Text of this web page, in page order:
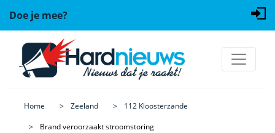
Doe je mee?
Home Zeeland
112 Kloosterzande
Brand veroorzaakt stroomstoring